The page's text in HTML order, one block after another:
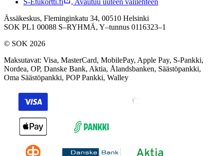
Ässäkeskus, Fleminginkatu 34, 00510 Helsinki
SOK PL1 00088 S–RYHMÄ, Y–tunnus 0116323–1
© SOK 2026
Maksutavat: Visa, MasterCard, MobilePay, Apple Pay, S-Pankki,
Nordea, OP, Danske Bank, Aktia, Ålandsbanken, Säästöpankki,
Oma Säästöpankki, POP Pankki, Walley